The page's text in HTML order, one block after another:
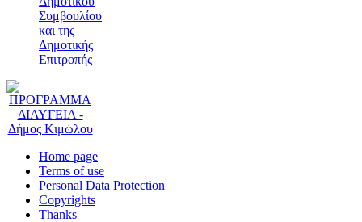
Συμβουλίου
και της
Δημοτικής
Επιτροπής
Home page
Terms of use
Personal Data Protection
Copyrights
Thanks